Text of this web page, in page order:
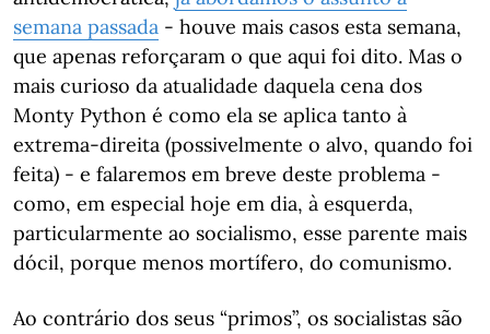
semana passada - houve mais casos esta semana,
que apenas reforçaram o que aqui foi dito. Mas o
mais curioso da atualidade daquela cena dos
Monty Python é como ela se aplica tanto à
extrema-direita (possivelmente o alvo, quando foi
feita) - e falaremos em breve deste problema -
como, em especial hoje em dia, à esquerda,
particularmente ao socialismo, esse parente mais
dócil, porque menos mortífero, do comunismo.
Ao contrário dos seus “primos”, os socialistas são